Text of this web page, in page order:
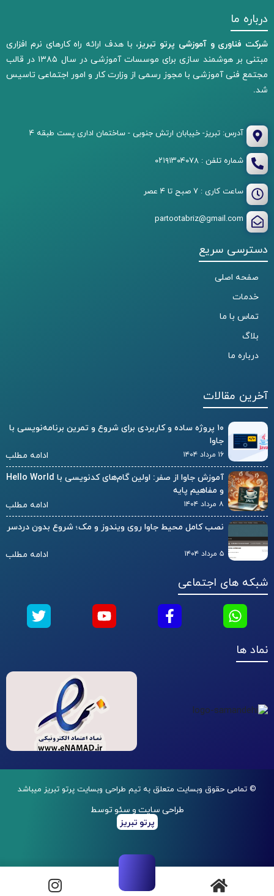
درباره ما
شرکت فناوری و آموزشی پرتو تبریز، با هدف ارائه راه کارهای نرم افزاری
مبتنی بر هوشمند سازی برای موسسات آموزشی در سال ۱۳۸۵ در قالب
مجتمع فنی آموزشی با مجوز رسمی از وزارت کار و امور اجتماعی تاسیس
شد.
آدرس: تبریز- خیبابان ارتش جنوبی - ساختمان اداری پست طبقه ۴
شماره تلفن : ۰۲۱۹۱۳۰۴۰۷۸
ساعت کاری : ۷ صبح تا ۴ عصر
partootabriz@gmail.com
دسترسی سریع
صفحه اصلی
خدمات
تماس با ما
بلاگ
درباره ما
آخرین مقالات
۱۰ پروژه ساده و کاربردی برای شروع و تمرین برنامه‌نویسی با
جاوا
۱۶ مرداد ۱۴۰۴
ادامه مطلب
آموزش جاوا از صفر: اولین گام‌های کدنویسی با Hello World
و مفاهیم پایه
۸ مرداد ۱۴۰۴
ادامه مطلب
نصب کامل محیط جاوا روی ویندوز و مک؛ شروع بدون دردسر
۵ مرداد ۱۴۰۴ ادامه مطلب
شبکه های اجتماعی
نماد ها
© تمامی حقوق وبسایت متعلق به تیم طراحی وبسایت پرتو تبریز میباشد
طراحی سایت و سئو توسط
پرتو تبریز